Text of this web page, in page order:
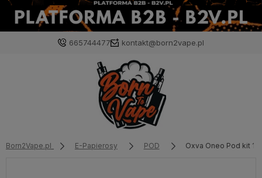
665744477 kontakt@born2vape.pl
Born2Vape.pl E-Papierosy POD Oxva Oneo Pod kit